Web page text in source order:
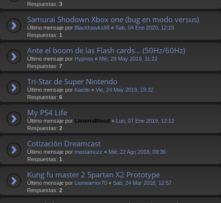
Respuestas: 3
Samurai Shodown Xbox one (bug en modo versus)
Último mensaje por Blackhawks88 « Sab, 04 Ene 2020, 12:15
Respuestas: 1
Ante el boom de las Flash cards... (50Hz/60Hz)
Último mensaje por Hypnos « Mié, 29 May 2019, 11:22
Respuestas: 7
Tri-Star de Super Nintendo
Último mensaje por Kaede « Vie, 24 May 2019, 19:32
Respuestas: 6
My PS4 Life
Último mensaje por LlorensBlood « Lun, 07 Ene 2019, 12:12
Respuestas: 2
Cotización Dreamcast
Último mensaje por mastamuzz « Mié, 22 Ago 2018, 09:36
Respuestas: 1
Kung fu master 2 Spartan X2 Prototype
Último mensaje por Lionwarrior70 « Sab, 24 Mar 2018, 12:57
Respuestas: 2